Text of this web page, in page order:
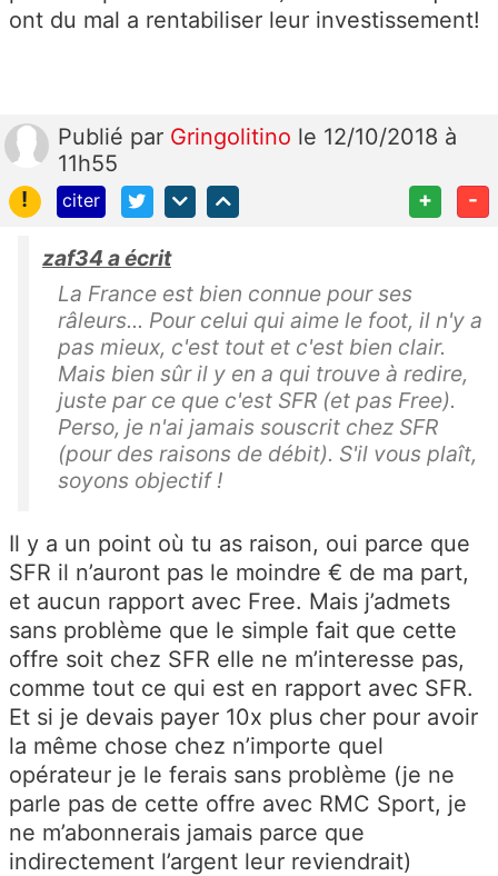
ont du mal a rentabiliser leur investissement!
Publié par Gringolitino le 12/10/2018 à
11h55
!
citer + -
zaf34 a écrit
La France est bien connue pour ses
râleurs... Pour celui qui aime le foot, il n'y a
pas mieux, c'est tout et c'est bien clair.
Mais bien sûr il y en a qui trouve à redire,
juste par ce que c'est SFR (et pas Free).
Perso, je n'ai jamais souscrit chez SFR
(pour des raisons de débit). S'il vous plaît,
soyons objectif !
Il y a un point où tu as raison, oui parce que
SFR il n’auront pas le moindre € de ma part,
et aucun rapport avec Free. Mais j’admets
sans problème que le simple fait que cette
offre soit chez SFR elle ne m’interesse pas,
comme tout ce qui est en rapport avec SFR.
Et si je devais payer 10x plus cher pour avoir
la même chose chez n’importe quel
opérateur je le ferais sans problème (je ne
parle pas de cette offre avec RMC Sport, je
ne m’abonnerais jamais parce que
indirectement l’argent leur reviendrait)